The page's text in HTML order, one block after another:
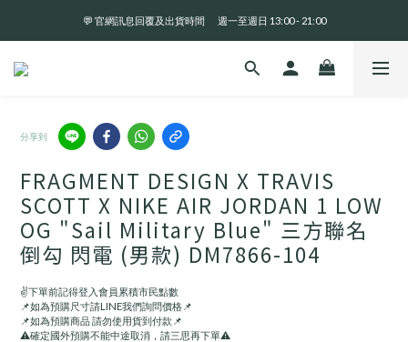
全 館 消 費 滿 三 千 免 運 費 🤘🏻
💬 官網訊息回覆及出貨時間       週一至週日 13:00 - 21:00
全 館 消 費 滿 三 千 免 運 費 🤘🏻
分享到
FRAGMENT DESIGN X TRAVIS
SCOTT X NIKE AIR JORDAN 1 LOW
OG "Sail Military Blue" 三方聯名
倒勾 閃電 (男款) DM7866-104
✌️下單前記得登入會員累積市民點數
📌如為預購尺寸請LINE我們詢問價格📌
📌如為預購商品 請勿使用貨到付款📌
⚠️確定國外預購不能中途取消，請三思再下單⚠️